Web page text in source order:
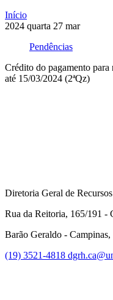
Início
2024 quarta 27 mar
Pendências
Crédito do pagamento
até 15/03/2024 (2ªQz)
Diretoria Geral de
Rua da Reitoria, 165/191 -
Barão Geraldo -
(19) 3521-4818